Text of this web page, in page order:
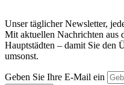
Unser täglicher Newsletter,
Mit aktuellen Nachrichten aus
Hauptstädten – damit Sie den
umsonst.
Geben Sie Ihre E-Mail ein